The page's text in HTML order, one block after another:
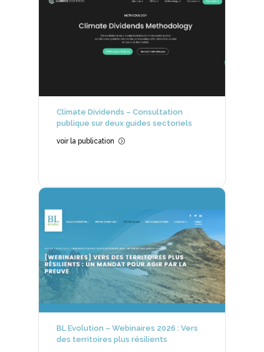
Climate Dividends – Consultation
publique sur deux guides sectoriels
voir la publication =
BL Evolution – Webinaires 2026 : Vers
des territoires plus résilients